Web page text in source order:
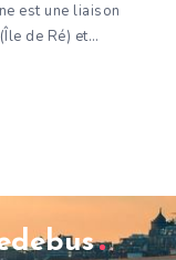
est une liaison
de Ré) et…